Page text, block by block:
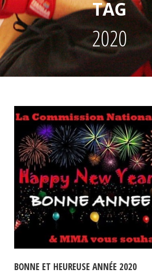
TAG
2020
BONNE ET HEUREUSE ANNÉE 2020